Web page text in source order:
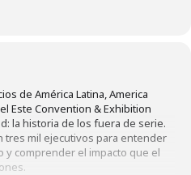
de América Latina, America
Este Convention & Exhibition
la historia de los fuera de serie.
tres mil ejecutivos para entender
comprender el impacto que el